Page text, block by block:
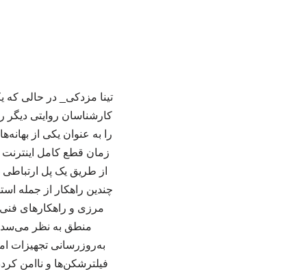
تینا مزدکی_ در حالی
کارشناسان روایتی دیگر
را به عنوان یکی از
زمان قطع کامل
از طریق یک پل
چندین راهکار از جمله
مرزی و راهکارهای فنی
منطق به نظر می‌سد.
به‌روزرسانی تجهیزات
فیلترشکن‌ها و ناامن